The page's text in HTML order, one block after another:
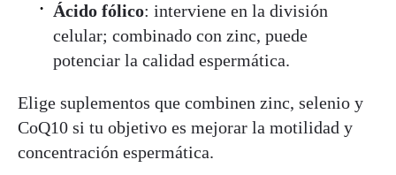
Ácido fólico: interviene en la división
celular; combinado con zinc, puede
potenciar la calidad espermática.
Elige suplementos que combinen zinc, selenio y
CoQ10 si tu objetivo es mejorar la motilidad y
concentración espermática.